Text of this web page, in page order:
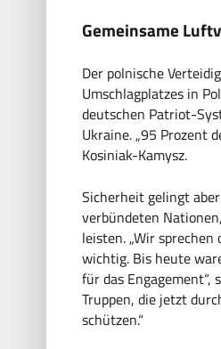
Gemeinsame
Der polnische
Umschlagplatzes in
deutschen Patriot-
Ukraine. „95 Prozent
Kosiniak-Kamysz.
Sicherheit gelingt
verbündeten
leisten. „Wir
wichtig. Bis heute
für das
Truppen, die jetzt
schützen.“